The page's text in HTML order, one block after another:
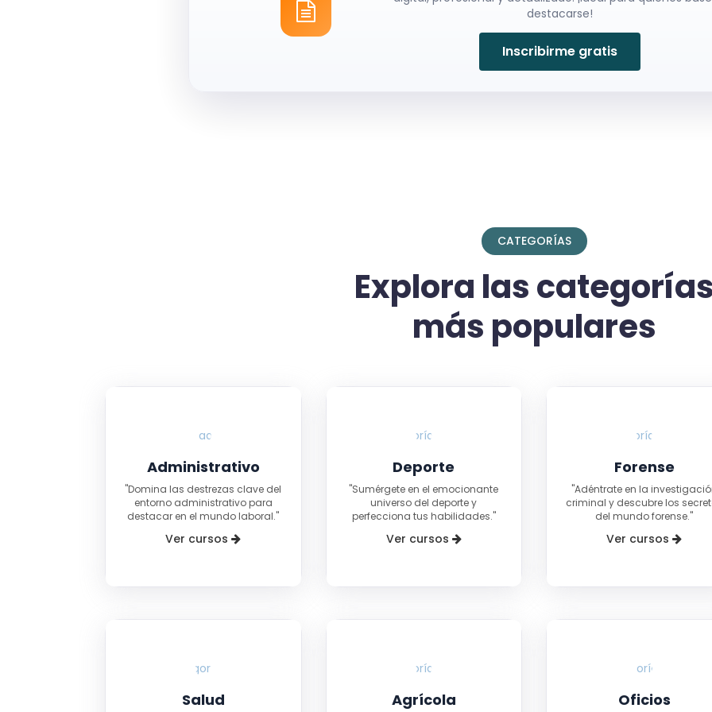
destacarse!
Inscribirme gratis
CATEGORÍAS
Explora las
más populares
Administrativo
"Domina las destrezas clave del
entorno administrativo para
destacar en el mundo laboral."
Ver cursos
Deporte
"Sumérgete en el emocionante
universo del deporte y
perfecciona tus habilidades."
Ver cursos
Forense
"Adéntrate en la
criminal y descubre los
del mundo forense."
Ver cursos
Salud Agrícola Oficios